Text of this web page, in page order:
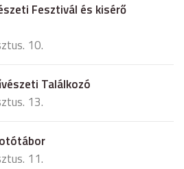
Fesztivál és kisérő
10.
Találkozó
13.
11.